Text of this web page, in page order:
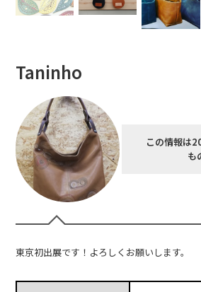
Taninho
この情報は
も
東京初出展です！よろしくお願いします。